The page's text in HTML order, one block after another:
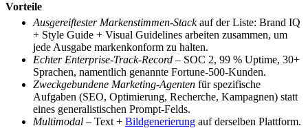
Vorteile
Ausgereiftester Markenstimmen-Stackauf der Liste: Brand IQ
+ Style Guide + Visual Guidelines arbeiten zusammen, um
jede Ausgabe markenkonform zu halten.
Echter Enterprise-Track-Record – SOC 2, 99 % Uptime, 30+
Sprachen, namentlich genannte Fortune-500-Kunden.
Zweckgebundene Marketing-Agenten für spezifische
Aufgaben (SEO, Optimierung, Recherche, Kampagnen) statt
eines generalistischen Prompt-Felds.
Multimodal – Text + Bildgenerierung auf derselben Plattform.